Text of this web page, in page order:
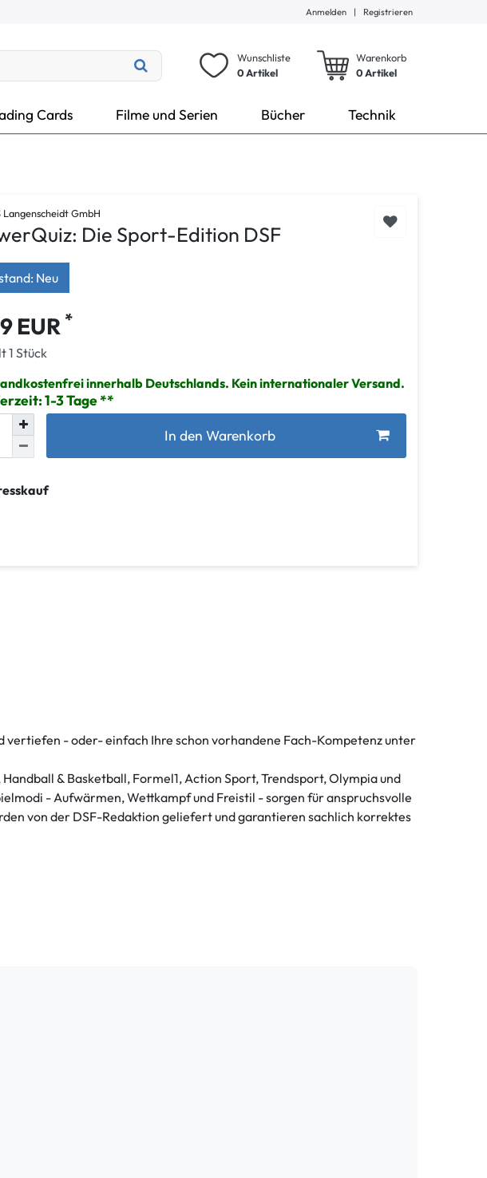
Anmelden | Registrieren
Wunschliste
0 Artikel
Warenkorb
0Artikel
Cards Filme und Serien Bücher Technik
Langenscheidt GmbH
Die Sport-Edition DSF
Neu
EUR *
1 Stück
innerhalb Deutschlands. Kein internationaler Versand.
1-3 Tage
In den Warenkorb
vertiefen - oder- einfach Ihre schon vorhandene Fach-Kompetenz unter
& Basketball, Formel1, Action Sport, Trendsport, Olympia und
- Aufwärmen, Wettkampf und Freistil - sorgen für anspruchsvolle
von der DSF-Redaktion geliefert und garantieren sachlich korrektes